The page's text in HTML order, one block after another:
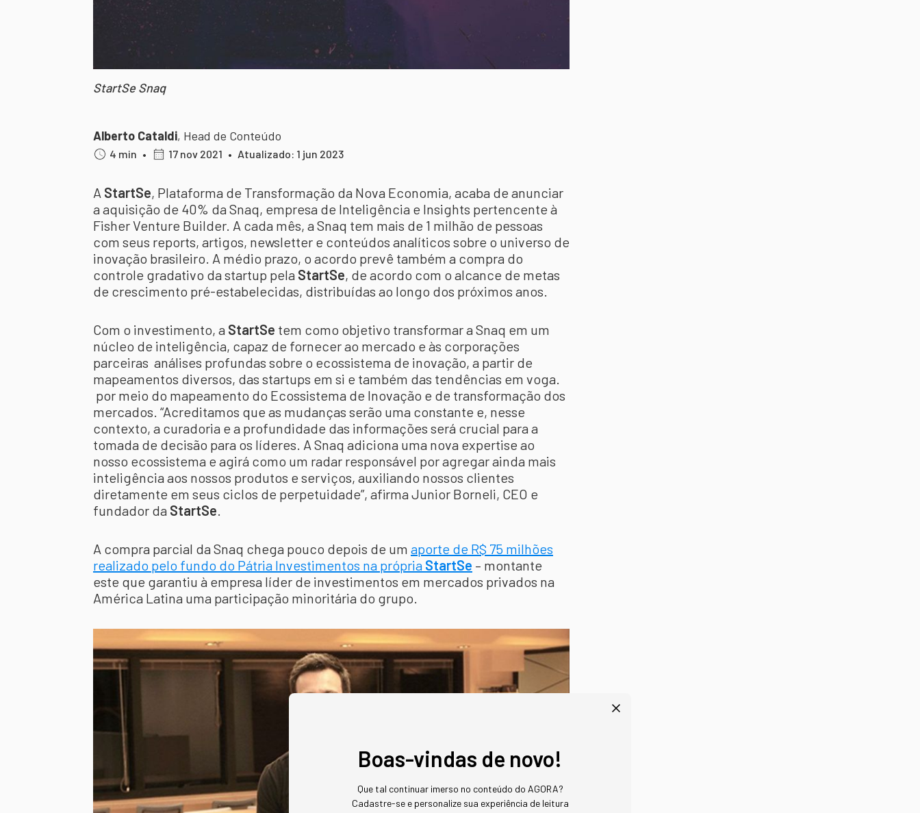
StartSe Snaq
Alberto Cataldi, Head de Conteúdo
4 min • 17 nov 2021 • Atualizado: 1 jun 2023
A StartSe, Plataforma de Transformação da Nova Economia, acaba de anunciar
a aquisição de 40% da Snaq, empresa de Inteligência e Insights pertencente à
Fisher Venture Builder. A cada mês, a Snaq tem mais de 1 milhão de pessoas
com seus reports, artigos, newsletter e conteúdos analíticos sobre o universo de
inovação brasileiro. A médio prazo, o acordo prevê também a compra do
controle gradativo da startup pela StartSe, de acordo com o alcance de metas
de crescimento pré-estabelecidas, distribuídas ao longo dos próximos anos.
Com o investimento, a StartSe tem como objetivo transformar a Snaq em um
núcleo de inteligência, capaz de fornecer ao mercado e às corporações
parceiras análises profundas sobre o ecossistema de inovação, a partir de
mapeamentos diversos, das startups em si e também das tendências em voga.
por meio do mapeamento do Ecossistema de Inovação e de transformação dos
mercados. “Acreditamos que as mudanças serão uma constante e, nesse
contexto, a curadoria e a profundidade das informações será crucial para a
tomada de decisão para os líderes. A Snaq adiciona uma nova expertise ao
nosso ecossistema e agirá como um radar responsável por agregar ainda mais
inteligência aos nossos produtos e serviços, auxiliando nossos clientes
diretamente em seus ciclos de perpetuidade”, afirma Junior Borneli, CEO e
fundador da StartSe.
A compra parcial da Snaq chega pouco depois de um aporte de R$ 75 milhões
realizado pelo fundo do Pátria Investimentos na própria StartSe – montante
este que garantiu à empresa líder de investimentos em mercados privados na
América Latina uma participação minoritária do grupo.
Boas-vindas de novo!
Que tal continuar imerso no conteúdo do AGORA?
Cadastre-se e personalize sua experiência de leitura